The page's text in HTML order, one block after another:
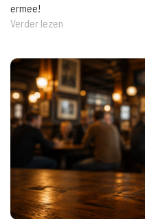
ermee!
Verder lezen